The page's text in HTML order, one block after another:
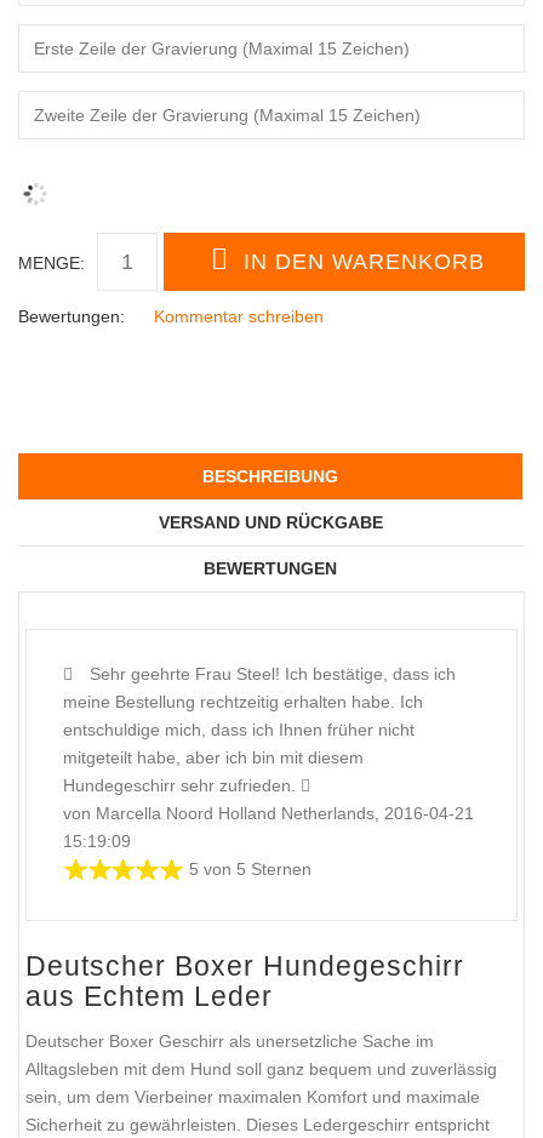
MENGE:
Bewertungen: Kommentar schreiben
BESCHREIBUNG
VERSAND UND RÜCKGABE
BEWERTUNGEN
Sehr geehrte Frau Steel! Ich bestätige, dass ich
meine Bestellung rechtzeitig erhalten habe. Ich
entschuldige mich, dass ich Ihnen früher nicht
mitgeteilt habe, aber ich bin mit diesem
Hundegeschirr sehr zufrieden.
von Marcella Noord Holland Netherlands, 2016-04-21
15:19:09
5 von 5 Sternen
Deutscher Boxer Hundegeschirr
aus Echtem Leder
Deutscher Boxer Geschirr als unersetzliche Sache im
Alltagsleben mit dem Hund soll ganz bequem und zuverlässig
sein, um dem Vierbeiner maximalen Komfort und maximale
Sicherheit zu gewährleisten. Dieses Ledergeschirr entspricht